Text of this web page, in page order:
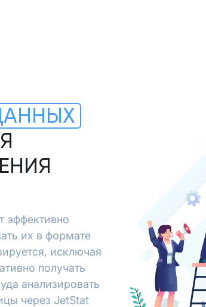
эффективно
их в формате
исключая
получать
анализировать
через JetStat